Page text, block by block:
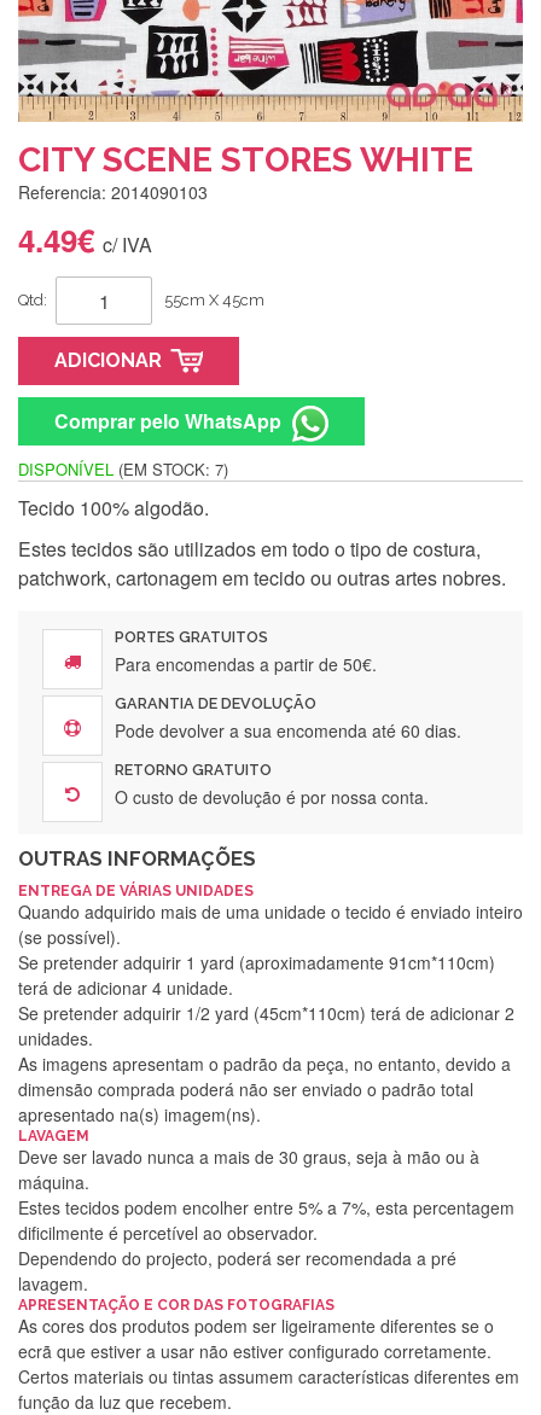
CITY SCENE STORES WHITE
Referencia: 2014090103
4.49€ c/ IVA
Qtd: 55cm X 45cm
ADICIONAR
Comprar pelo WhatsApp
DISPONÍVEL (EM STOCK: 7)
Tecido 100% algodão.
Estes tecidos são utilizados em todo o tipo de costura,
patchwork, cartonagem em tecido ou outras artes nobres.
PORTES GRATUITOS
Para encomendas a partir de 50€.
GARANTIA DE DEVOLUÇÃO
Pode devolver a sua encomenda até 60 dias.
RETORNO GRATUITO
O custo de devolução é por nossa conta.
OUTRAS INFORMAÇÕES
ENTREGA DE VÁRIAS UNIDADES
Quando adquirido mais de uma unidade o tecido é enviado inteiro
(se possível).
Se pretender adquirir 1 yard (aproximadamente 91cm*110cm)
terá de adicionar 4 unidade.
Se pretender adquirir 1/2 yard (45cm*110cm) terá de adicionar 2
unidades.
As imagens apresentam o padrão da peça, no entanto, devido a
dimensão comprada poderá não ser enviado o padrão total
apresentado na(s) imagem(ns).
LAVAGEM
Deve ser lavado nunca a mais de 30 graus, seja à mão ou à
máquina.
Estes tecidos podem encolher entre 5% a 7%, esta percentagem
dificilmente é percetível ao observador.
Dependendo do projecto, poderá ser recomendada a pré
lavagem.
APRESENTAÇÃO E COR DAS FOTOGRAFIAS
As cores dos produtos podem ser ligeiramente diferentes se o
ecrã que estiver a usar não estiver configurado corretamente.
Certos materiais ou tintas assumem características diferentes em
função da luz que recebem.
Silvia Lopes
Encomenda direitinha. Rapidez e segurança. Volto a
encomendar.